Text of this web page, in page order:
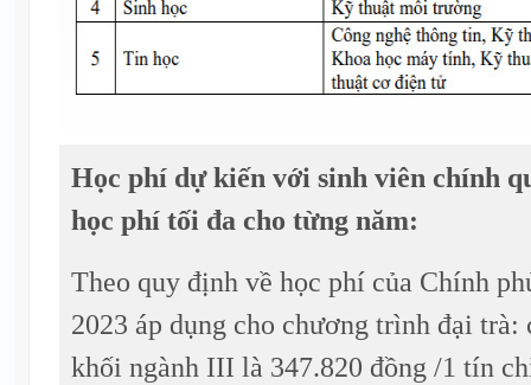
Học phí dự kiến với sinh viên chính
học phí tối đa cho từng năm:
Theo quy định về học phí của Chính
2023 áp dụng cho chương trình đại trà:
khối ngành III là 347.820 đồng /1 tín